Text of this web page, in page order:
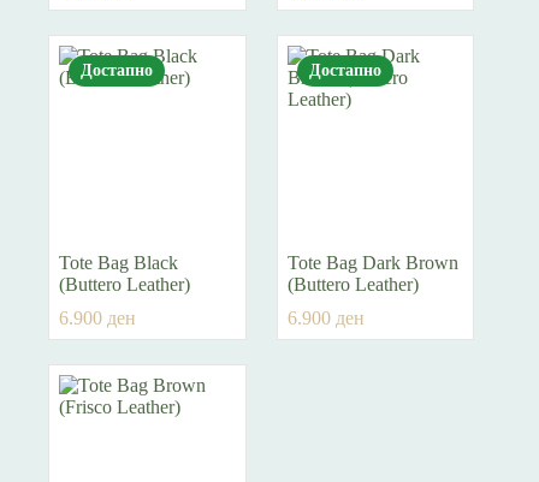
Достапно
Tote Bag Black
(Buttero Leather)
6.900 ден
Достапно
Tote Bag Dark Brown
(Buttero Leather)
6.900 ден